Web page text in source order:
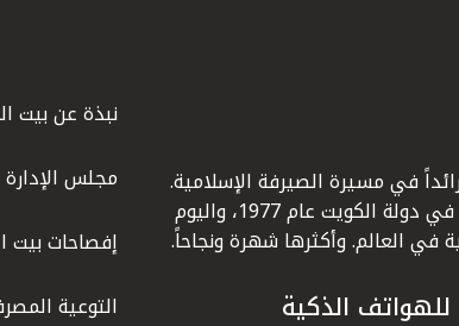
في مسيرة الصيرفة الإسلامية.
وهو أول بنك إسلامي أنشئ في دولة الكويت عام 1977، واليوم
في العالم. وأكثرها شهرة ونجاحاً.
نبذة عن بيت
مجلس الإدارة
إفصاحات بيت
التوعية